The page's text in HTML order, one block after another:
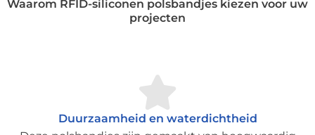
Waarom RFID-siliconen polsbandjes kiezen voor uw
projecten
Duurzaamheid en waterdichtheid